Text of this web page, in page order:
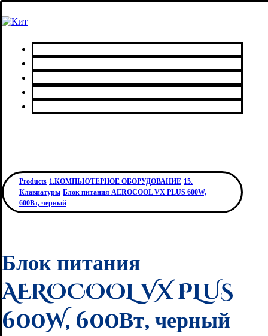
Products 1.КОМПЬЮТЕРНОЕ ОБОРУДОВАНИЕ 15.
Клавиатуры Блок питания AEROCOOL VX PLUS 600W,
600Вт, черный
Блок питания
AEROCOOL VX PLUS
600W, 600Вт, черный